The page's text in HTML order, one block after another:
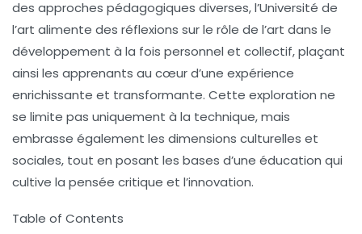
des approches pédagogiques diverses, l’Université de
l’art alimente des réflexions sur le rôle de l’art dans le
développement à la fois personnel et collectif, plaçant
ainsi les apprenants au cœur d’une expérience
enrichissante et transformante. Cette exploration ne
se limite pas uniquement à la technique, mais
embrasse également les dimensions culturelles et
sociales, tout en posant les bases d’une éducation qui
cultive la pensée critique et l’innovation.
Table of Contents